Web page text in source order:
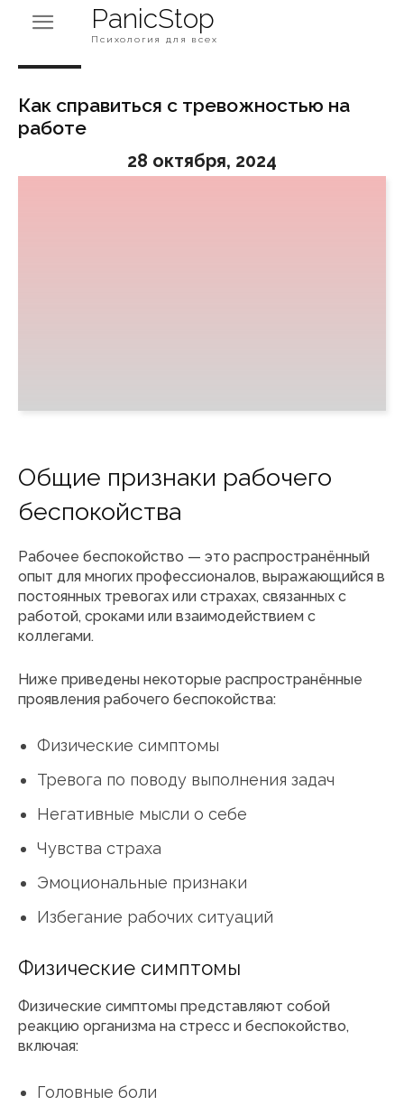
PanicStop
Психология для всех
Как справиться с тревожностью на
работе
28 октября, 2024
Общие признаки рабочего
беспокойства
Рабочее беспокойство — это распространённый
опыт для многих профессионалов, выражающийся в
постоянных тревогах или страхах, связанных с
работой, сроками или взаимодействием с
коллегами.
Ниже приведены некоторые распространённые
проявления рабочего беспокойства:
Физические симптомы
Тревога по поводу выполнения задач
Негативные мысли о себе
Чувства страха
Эмоциональные признаки
Избегание рабочих ситуаций
Физические симптомы
Физические симптомы представляют собой
реакцию организма на стресс и беспокойство,
включая:
Головные боли